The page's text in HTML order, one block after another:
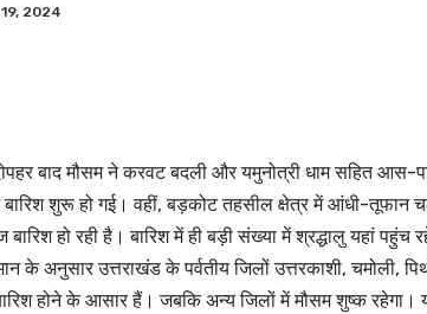
19, 2024
बाद मौसम ने करवट बदली और यमुनोत्री धाम सहित आस-
शुरू हो गई। वहीं, बड़कोट तहसील क्षेत्र में आंधी-तूफान
हो रही है। बारिश में ही बड़ी संख्या में श्रद्धालु यहां पहुंच
के अनुसार उत्तराखंड के पर्वतीय जिलों उत्तरकाशी, चमोली,
होने के आसार हैं। जबकि अन्य जिलों में मौसम शुष्क रहेगा।